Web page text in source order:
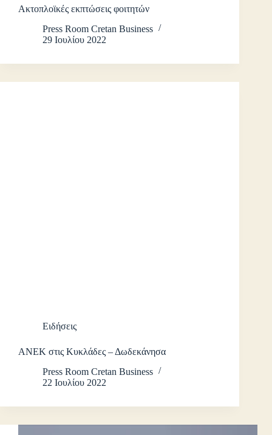
Ακτοπλοϊκές εκπτώσεις φοιτητών
Press Room Cretan Business
29 Ιουλίου 2022
Ειδήσεις
ΑΝΕΚ στις Κυκλάδες – Δωδεκάνησα
Press Room Cretan Business
22 Ιουλίου 2022